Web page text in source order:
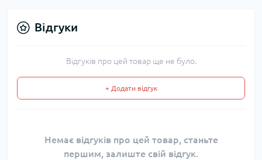
Відгуки
Відгуків про цей товар ще не було.
+ Додати відгук
Немає відгуків про цей товар, станьте
першим, залиште свій відгук.